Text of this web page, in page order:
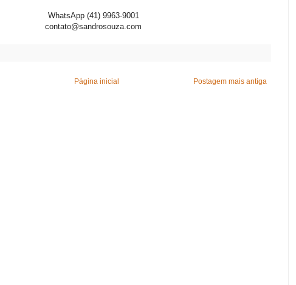
WhatsApp (41) 9963-9001
contato@sandrosouza.com
Postagem mais antiga
Página inicial